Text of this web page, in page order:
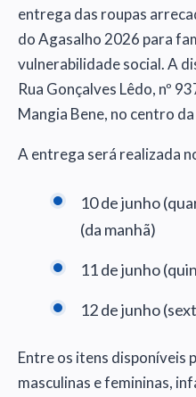
entrega das roupas
do Agasalho 2026 para
vulnerabilidade social. A
Rua Gonçalves Lêdo, nº
Mangia Bene, no centro
A entrega será realizada
10 de junho
(da manhã)
11 de junho
12 de junho
Entre os itens disponíveis
masculinas e femininas,